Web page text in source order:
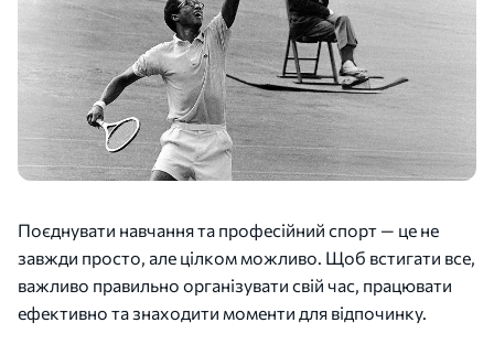
Поєднувати навчання та професійний спорт — це не
завжди просто, але цілком можливо. Щоб встигати все,
важливо правильно організувати свій час, працювати
ефективно та знаходити моменти для відпочинку.